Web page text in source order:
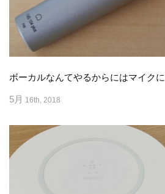
ボーカルなんてやるからにはマイク
5月 16th, 2018